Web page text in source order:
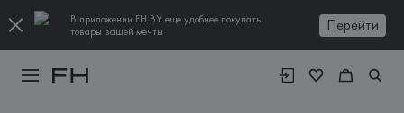
В приложении FH.BY еще удобнее покупать
товары вашей мечты
Перейти